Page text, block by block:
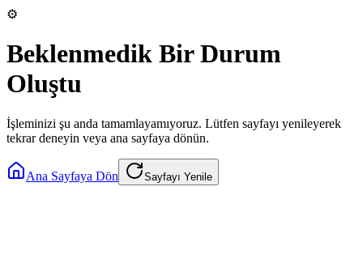
⚙️
Beklenmedik Bir Durum
Oluştu
İşleminizi şu anda tamamlayamıyoruz. Lütfen sayfayı yenileyerek
tekrar deneyin veya ana sayfaya dönün.
Ana Sayfaya Dön Sayfayı Yenile